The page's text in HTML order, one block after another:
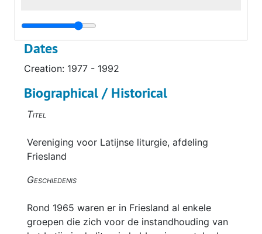
Dates
Creation: 1977 - 1992
Biographical / Historical
Titel
Vereniging voor Latijnse liturgie, afdeling
Friesland
Geschiedenis
Rond 1965 waren er in Friesland al enkele
groepen die zich voor de instandhouding van